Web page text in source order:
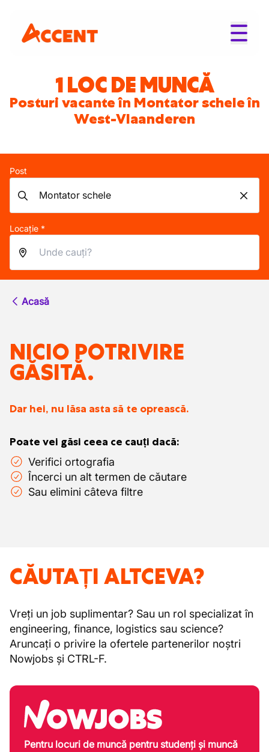
1 LOC DE MUNCĂ
Posturi vacante în Montator schele în
West-Vlaanderen
Post
Locație *
Acasă
NICIO POTRIVIRE
GĂSITĂ.
Dar hei, nu lăsa asta să te oprească.
Poate vei găsi ceea ce cauți dacă:
Verifici ortografia
Încerci un alt termen de căutare
Sau elimini câteva filtre
CĂUTAȚI ALTCEVA?
Vreți un job suplimentar? Sau un rol specializat în
engineering, finance, logistics sau science?
Aruncați o privire la ofertele partenerilor noștri
Nowjobs și CTRL-F.
Pentru locuri de muncă pentru studenți și muncă